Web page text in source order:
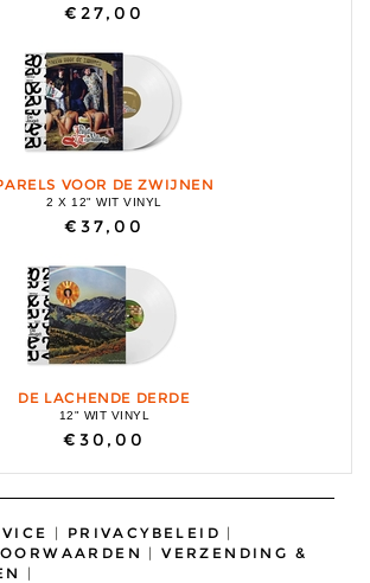
€27,00
VOOR DE ZWIJNEN
2 X 12" WIT VINYL
€37,00
DE LACHENDE DERDE
12" WIT VINYL
€30,00
| PRIVACYBELEID |
|VERZENDING &
|